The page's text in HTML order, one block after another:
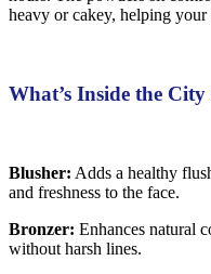
heavy or cakey, helping
What’s Inside the
Blusher: Adds a healthy
and freshness to the face.
Bronzer: Enhances natural
without harsh lines.